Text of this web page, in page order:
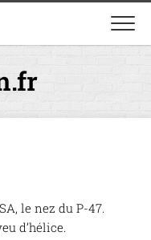
le nez du P-47.
d’hélice.